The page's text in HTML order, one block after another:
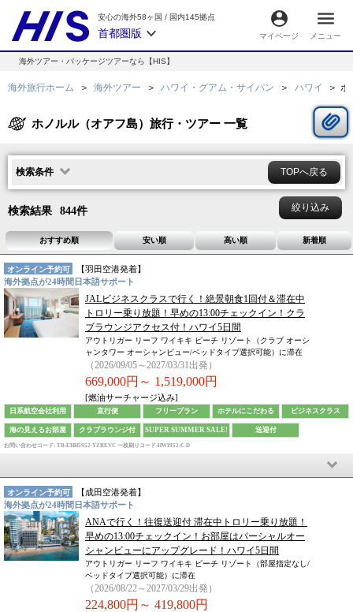
安心の海外58ヶ国 / 国内145拠点
首都圏版 マイページ メニュー
海外ツアー・パッケージツアーなら【HIS】
海外旅行ホーム 海外ツアー ハワイ・グアム・サイパン ハワイ ホ
ホノルル（オアフ島）旅行・ツアー 一覧
検索条件 TOPへ戻る
検索結果 844件 絞り込み
おすすめ順 安い順 高い順 新着順
オンライン予約可 【羽田空港発着】
海外拠点が24時間日本語サポート
JALビジネスクラスで行く！絶景朝食1回付＆滞在中
トロリー乗り放題！早めの13:00チェックイン！クラ
ブラウンジアクセス付！ハワイ5日間
アウトリガー リーフ ワイキキ ビーチ リゾート（クラブ オーシ
ャンタワー オーシャンビュー/ベッドタイプ選択可能）に滞在
（2026/09/05～2027/03/31出発）
669,000円～ 1,519,000円
[燃油サーチャージ込み]
日系航空会社利用 直行便 フリープラン ホテルにこだわる ビジネスクラス
海の見えるお部屋 クラブラウンジ付 SUPER SUMMER SALE! 送迎付
お問い合わせコード: TB-EHH5952-YZREVC 一枚刷りコード:HWI952-C-D
オンライン予約可 【成田空港発着】
海外拠点が24時間日本語サポート
ANAで行く！往復送迎付 滞在中トロリー乗り放題！
早めの13:00チェックイン！お部屋はパーシャルオー
シャンビューにアップグレード！ハワイ5日間
アウトリガー リーフ ワイキキ ビーチ リゾート（部屋指定なし/
ベッドタイプ選択可能）に滞在
（2026/08/22～2027/03/29出発）
224,800円～ 419,800円